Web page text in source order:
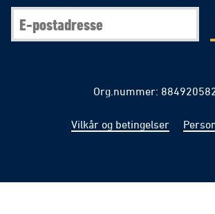
Org.nummer:
Vilkår og betingelser